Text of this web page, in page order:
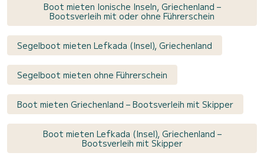
Boot mieten Ionische Inseln, Griechenland –
Bootsverleih mit oder ohne Führerschein
Segelboot mieten Lefkada (Insel), Griechenland
Segelboot mieten ohne Führerschein
Boot mieten Griechenland – Bootsverleih mit Skipper
Boot mieten Lefkada (Insel), Griechenland –
Bootsverleih mit Skipper